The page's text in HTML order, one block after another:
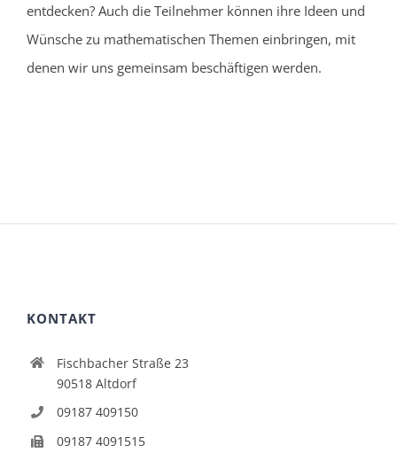
entdecken? Auch die Teilnehmer können ihre Ideen und
Wünsche zu mathematischen Themen einbringen, mit
denen wir uns gemeinsam beschäftigen werden.
KONTAKT
Fischbacher Straße 23
90518 Altdorf
09187 409150
09187 4091515